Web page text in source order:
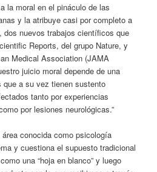
la moral en el pináculo de las
y la atribuye casi por completo a
dos nuevos trabajos científicos que
Reports, del grupo Nature, y
Medical Association (JAMA
juicio moral depende de una
que a su vez tienen sustento
tanto por experiencias
por lesiones neurológicas.”
conocida como psicología
y cuestiona el supuesto tradicional
una “hoja en blanco” y luego